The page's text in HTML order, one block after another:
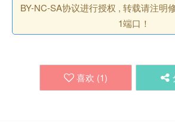
BY-NC-SA协议进行授权 , 转载请注明
1端口！
喜欢 (1)